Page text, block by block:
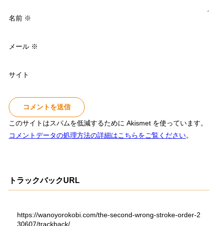
名前 ※
メール ※
サイト
このサイトはスパムを低減するために Akismet を使っています。
コメントデータの処理方法の詳細はこちらをご覧ください。
トラックバックURL
https://wanoyorokobi.com/the-second-wrong-stroke-order-2
30607/trackback/